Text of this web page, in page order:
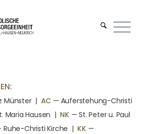
Münster | AC — Auferstehung-Christi
Maria Hausen | NK— St. Peter u. Paul
Christi Kirche | KK—